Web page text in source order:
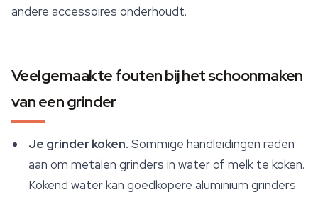
andere accessoires onderhoudt.
Veelgemaakte fouten bij het schoonmaken
van een grinder
Je grinder koken. Sommige handleidingen raden
aan om metalen grinders in water of melk te koken.
Kokend water kan goedkopere aluminium grinders